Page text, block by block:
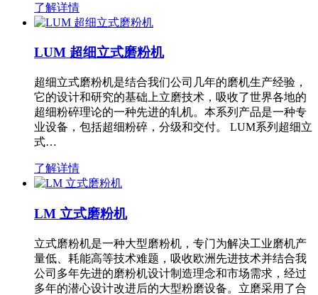
了解详情
LUM 超细立式磨粉机
超细立式磨粉机是结合我们公司几年的磨机生产经验，
它的设计和研究的基础上立磨技术，吸收了世界各地的
超细粉碎理论的一种先进的轧机。本系列产品是一种专
业设备，包括超细粉碎，分级和交付。 LUM系列超细立
式…
了解详情
LM 立式磨粉机
立式磨粉机是一种大型磨粉机，专门为解决工业磨机产
量低、耗能高等技术难题，吸收欧洲先进技术并结合我
公司多年先进的磨粉机设计制造理念和市场需求，经过
多年的潜心设计改进后的大型粉磨设备。立磨采用了合